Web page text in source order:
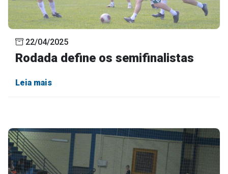
22/04/2025
Rodada define os semifinalistas
Leia mais